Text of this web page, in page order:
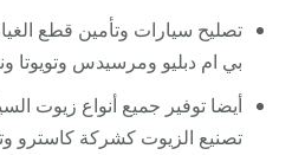
تصليح سيارات وتأمين قطع
بي ام دبليو ومرسيدس وتويوتا
أيضا توفير جميع أنواع زيوت